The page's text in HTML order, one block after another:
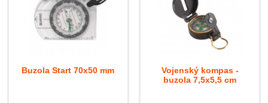
Buzola Start 70x50 mm
Vojenský kompas -
buzola 7,5x5,5 cm